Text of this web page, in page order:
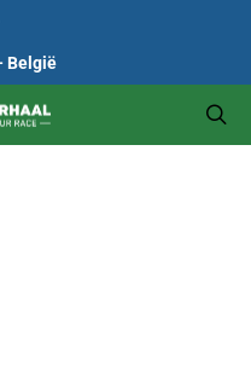
België